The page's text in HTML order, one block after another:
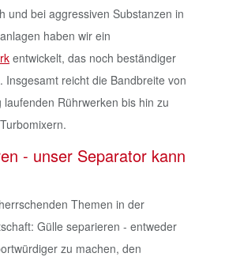
und bei aggressiven Substanzen in
haben wir ein
entwickelt, das noch beständiger
Insgesamt reicht die Bandbreite von
Rührwerken bis hin zu
- unser Separator kann
Themen in der
Gülle separieren - entweder
zu machen, den